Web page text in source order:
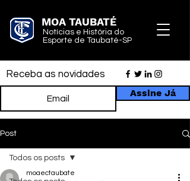
MOA TAUBATÉ
Notícias e História do
Esporte de Taubaté-SP
Receba as novidades
Assine Já
Post
Todos os posts
moaectaubate